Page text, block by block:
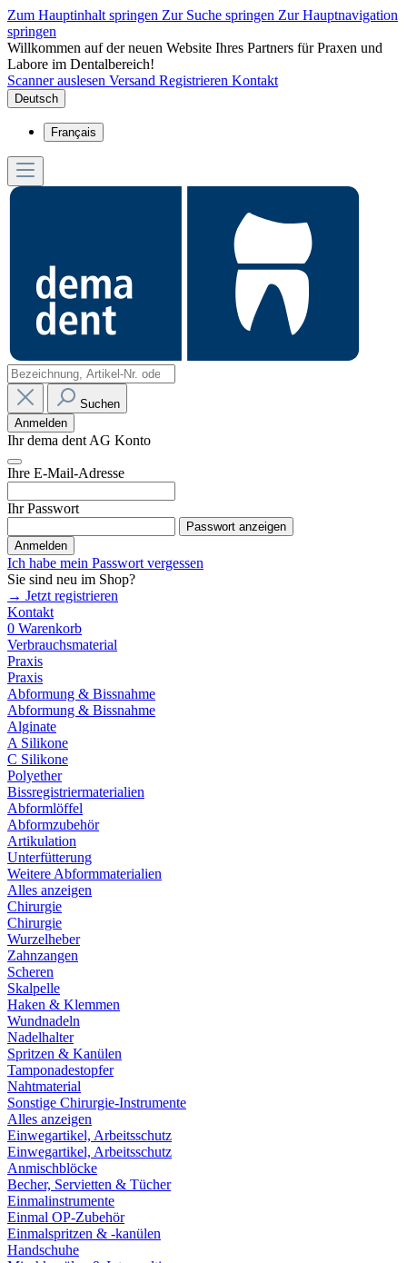
Zum Hauptinhalt springen Zur Suche springen Zur Hauptnavigation
springen
Willkommen auf der neuen Website Ihres Partners für Praxen und
Labore im Dentalbereich!
Scanner auslesen Versand Registrieren Kontakt
Deutsch
Français
Suchen
Anmelden
Ihr dema dent AG Konto
Ihre E-Mail-Adresse
Ihr Passwort
Passwort anzeigen
Anmelden
Ich habe mein Passwort vergessen
Sie sind neu im Shop?
→ Jetzt registrieren
Kontakt
0 Warenkorb
Verbrauchsmaterial
Praxis
Praxis
Abformung & Bissnahme
Abformung & Bissnahme
Alginate
A Silikone
C Silikone
Polyether
Bissregistriermaterialien
Abformlöffel
Abformzubehör
Artikulation
Unterfütterung
Weitere Abformmaterialien
Alles anzeigen
Chirurgie
Chirurgie
Wurzelheber
Zahnzangen
Scheren
Skalpelle
Haken & Klemmen
Wundnadeln
Nadelhalter
Spritzen & Kanülen
Tamponadestopfer
Nahtmaterial
Sonstige Chirurgie-Instrumente
Alles anzeigen
Einwegartikel, Arbeitsschutz
Einwegartikel, Arbeitsschutz
Anmischblöcke
Becher, Servietten & Tücher
Einmalinstrumente
Einmal OP-Zubehör
Einmalspritzen & -kanülen
Handschuhe